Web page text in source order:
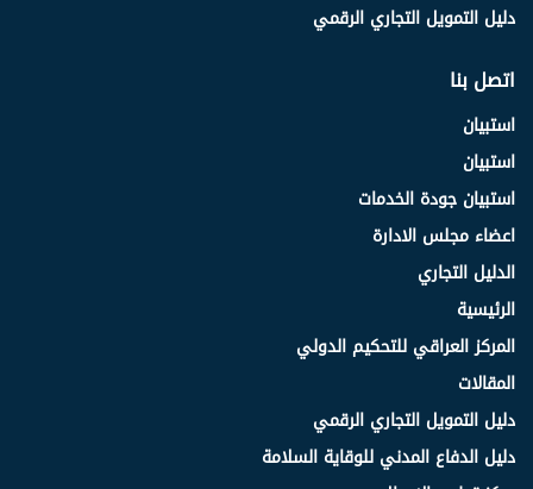
دليل التمويل التجاري الرقمي
اتصل بنا
استبيان
استبيان
استبيان جودة الخدمات
اعضاء مجلس الادارة
الدليل التجاري
الرئيسية
المركز العراقي للتحكيم الدولي
المقالات
دليل التمويل التجاري الرقمي
دليل الدفاع المدني للوقاية السلامة